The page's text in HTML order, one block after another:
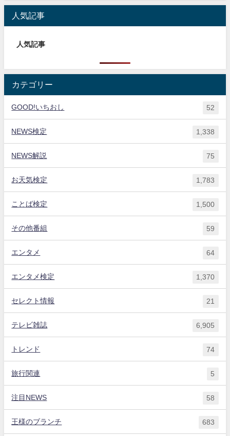
人気記事
人気記事
カテゴリー
GOOD!いちおし 52
NEWS検定 1,338
NEWS解説 75
お天気検定 1,783
ことば検定 1,500
その他番組 59
エンタメ 64
エンタメ検定 1,370
セレクト情報 21
テレビ雑誌 6,905
トレンド 74
旅行関連 5
注目NEWS 58
王様のブランチ 683